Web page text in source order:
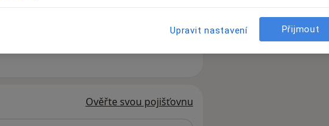
Ověřte svou pojišťovnu
Upravit nastavení Přijmout